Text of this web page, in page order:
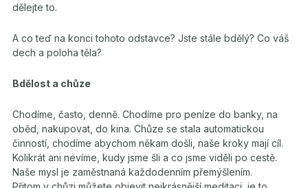
dělejte to.
A co teď na konci tohoto odstavce? Jste stále bdělý? Co váš
dech a poloha těla?
Bdělost a chůze
Chodíme, často, denně. Chodíme pro peníze do banky, na
oběd, nakupovat, do kina. Chůze se stala automatickou
činností, chodíme abychom někam došli, naše kroky mají cíl.
Kolikrát ani nevíme, kudy jsme šli a co jsme viděli po cestě.
Naše mysl je zaměstnaná každodenním přemýšlením.